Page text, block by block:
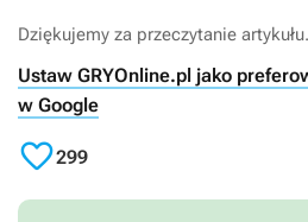
Dziękujemy za przeczytanie artykułu.
Ustaw GRYOnline.pl jako
w Google
299